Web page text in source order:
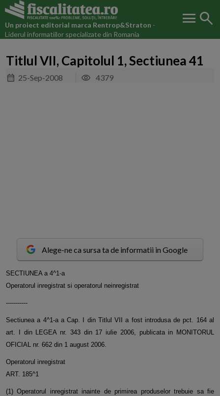
Un proiect editorial marca Rentrop&Straton -
Liderul informatiilor specializate din Romania
menu search
Titlul VII, Capitolul 1, Sectiunea 41
25-Sep-2008 4379
Alege-ne ca sursa ta de informatii in Google
S ECTIUNEA a 4^1-a
Operatorul inregistrat si operatorul neinregistrat
-----------
Sectiunea a 4^1-a a Cap. I din Titlul VII a fost introdusa de pct. 164 al
art. I din LEGEA nr. 343 din 17 iulie 2006, publicata in MONITORUL
OFICIAL nr. 662 din 1 august 2006.
Operatorul inregistrat
ART. 185^1
(1) Operatorul inregistrat inainte de primirea produselor trebuie sa fie